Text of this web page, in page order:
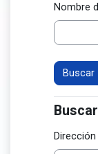
Nombre